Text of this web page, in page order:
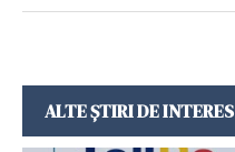
ALTE ȘTIRI DE INTERES